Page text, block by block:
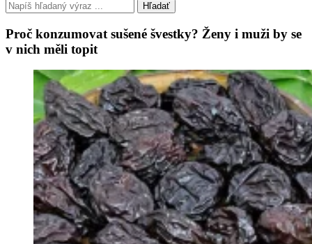
Hľadať
Proč konzumovat sušené švestky? Ženy i muži by se
v nich měli topit